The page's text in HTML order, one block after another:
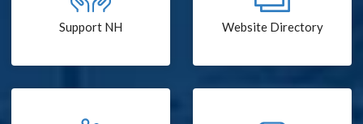
Support NH Website Directory